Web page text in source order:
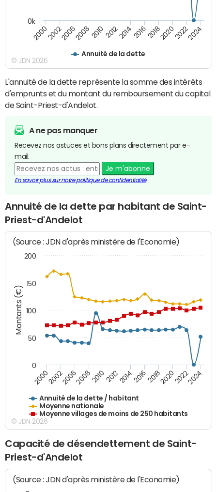
Annuité de la dette
20002002200620082010 2012201420162018202020222024
0k
© JDN 2026
L'annuité de la dette représente la somme des intérêts
d'emprunts et du montant du remboursement du capital
de Saint-Priest-d'Andelot.
A ne pas manquer
Recevez nos astuces et bons plans directement par e-
mail.
Je m'abonne
En savoir plus sur notre politique de confidentialité
Annuité de la dette par habitant de Saint-
Priest-d'Andelot
Montants (€)
(Source : JDN d'après ministère de l'Economie)
Annuité de la dette / habitant
Moyenne nationale
Moyenne villages de moins de 250 habitants
200020022006200820102012201420162018202020222024
0
50
100
150
200
© JDN 2026
Capacité de désendettement de Saint-
Priest-d'Andelot
(Source : JDN d'après ministère de l'Economie)